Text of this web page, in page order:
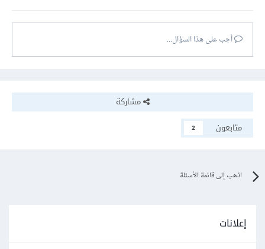
أجب على هذا السؤال...
مشاركة
متابعون
2
اذهب إلى قائمة الأسئلة
إعلانات